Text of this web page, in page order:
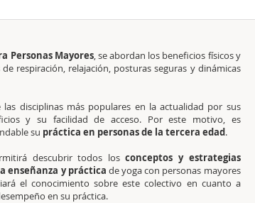
Personas Mayores, se abordan los beneficios físicos y
respiración, relajación, posturas seguras y dinámicas
las disciplinas más populares en la actualidad por sus
y su facilidad de acceso. Por este motivo, es
su práctica en personas de la tercera edad.
descubrir todos losconceptos y estrategias
enseñanza y práctica de yoga con personas mayores
el conocimiento sobre este colectivo en cuanto a
en su práctica.